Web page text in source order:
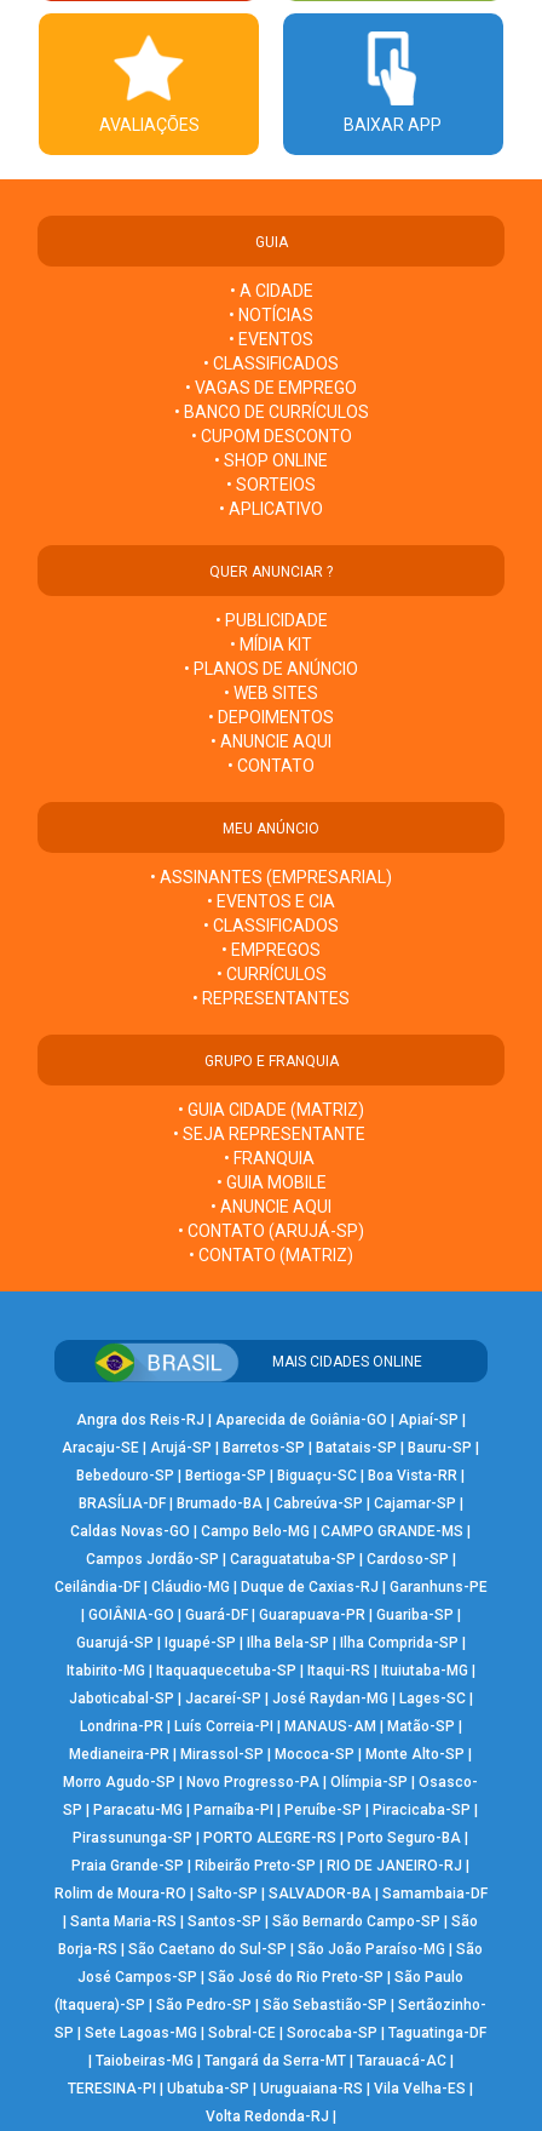
AVALIAÇÕES BAIXAR APP
GUIA
• A CIDADE
• NOTÍCIAS
• EVENTOS
• CLASSIFICADOS
• VAGAS DE EMPREGO
• BANCO DE CURRÍCULOS
• CUPOM DESCONTO
• SHOP ONLINE
• SORTEIOS
• APLICATIVO
QUER ANUNCIAR ?
• PUBLICIDADE
• MÍDIA KIT
• PLANOS DE ANÚNCIO
• WEB SITES
• DEPOIMENTOS
• ANUNCIE AQUI
• CONTATO
MEU ANÚNCIO
• ASSINANTES (EMPRESARIAL)
• EVENTOS E CIA
• CLASSIFICADOS
• EMPREGOS
• CURRÍCULOS
• REPRESENTANTES
GRUPO E FRANQUIA
• GUIA CIDADE (MATRIZ)
• SEJA REPRESENTANTE
• FRANQUIA
• GUIA MOBILE
• ANUNCIE AQUI
• CONTATO (ARUJÁ-SP)
• CONTATO (MATRIZ)
MAIS CIDADES ONLINE
Angra dos Reis-RJ Aparecida de Goiânia-GO Apiaí-SP
Aracaju-SE |Arujá-SP Barretos-SP Batatais-SP Bauru-SP
Bebedouro-SP
Bertioga-SP Biguaçu-SC Boa Vista-RR
BRASÍLIA-DF| Brumado-BA| Cabreúva-SP Cajamar-SP
Caldas Novas-GO
|Campo Belo-MG |CAMPO GRANDE-MS
Campos Jordão-SP
Caraguatatuba-SP Cardoso-SP
Ceilândia-DF| Cláudio-MG Duque de Caxias-RJ
Garanhuns-PE
GOIÂNIA-GO Guará-DF| Guarapuava-PR| Guariba-SP
Guarujá-SP
Iguapé-SP Ilha Bela-SP Ilha Comprida-SP
Itabirito-MG
Itaquaquecetuba-SP Itaqui-RS Ituiutaba-MG
Jaboticabal-SP
Jacareí-SP José Raydan-MG Lages-SC|
Londrina-PR| Luís Correia-PI MANAUS-AM Matão-SP
Medianeira-PR
Mirassol-SP Mococa-SP Monte Alto-SP
Morro Agudo-SP
Novo Progresso-PA |Olímpia-SP |Osasco-
SP
Paracatu-MG Parnaíba-PI Peruíbe-SP Piracicaba-SP
Pirassununga-SP
PORTO ALEGRE-RS Porto Seguro-BA
Praia Grande-SP
Ribeirão Preto-SP RIO DE JANEIRO-RJ
Rolim de Moura-RO
Salto-SP SALVADOR-BA| Samambaia-DF
|Santa Maria-RS |Santos-SP |São Bernardo Campo-SP |São
Borja-RS
|São Caetano do Sul-SP |São João Paraíso-MG |São
José Campos-SP
|São José do Rio Preto-SP |São Paulo
(Itaquera)-SP
|São Pedro-SP |São Sebastião-SP |Sertãozinho-
SP
|Sete Lagoas-MG |Sobral-CE |Sorocaba-SP |Taguatinga-DF
Taiobeiras-MG Tangará da Serra-MT| Tarauacá-AC|
TERESINA-PI
|Ubatuba-SP |Uruguaiana-RS |Vila Velha-ES
Volta Redonda-RJ